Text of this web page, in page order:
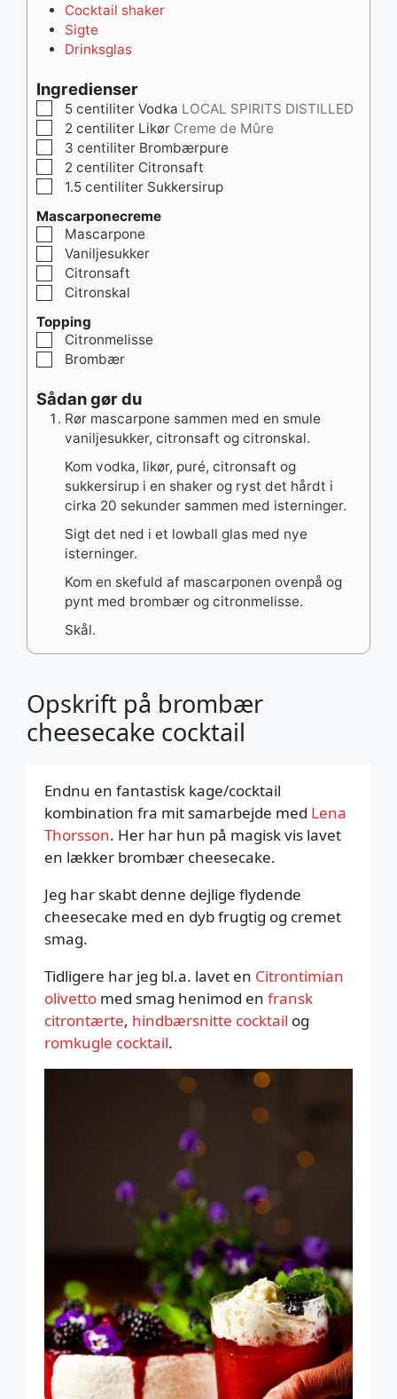
Opskrift på brombær
cheesecake cocktail
Endnu en fantastisk kage/cocktail
kombination fra mit samarbejde med Lena
Thorsson. Her har hun på magisk vis lavet
en lækker brombær cheesecake.
Jeg har skabt denne dejlige flydende
cheesecake med en dyb frugtig og cremet
smag.
Tidligere har jeg bl.a. lavet en Citrontimian
olivetto med smag henimod en fransk
citrontærte, hindbærsnitte cocktail og
romkugle cocktail.
Cocktail shaker
Sigte
Drinksglas
Ingredienser
▢
5 centiliter Vodka LOCAL SPIRITS DISTILLED
▢
2 centiliter Likør Creme de Mûre
▢
3 centiliter Brombærpure
▢
2 centiliter Citronsaft
▢1.5 centiliter Sukkersirup
Mascarponecreme
▢
Mascarpone
▢
Vaniljesukker
▢
Citronsaft
▢
Citronskal
Topping
▢
Citronmelisse
▢
Brombær
Sådan gør du
Rør mascarpone sammen med en smule
vaniljesukker, citronsaft og citronskal.
Kom vodka, likør, puré, citronsaft og
sukkersirup i en shaker og ryst det hårdt i
cirka 20 sekunder sammen med isterninger.
Sigt det ned i et lowball glas med nye
isterninger.
Kom en skefuld af mascarponen ovenpå og
pynt med brombær og citronmelisse.
Skål.